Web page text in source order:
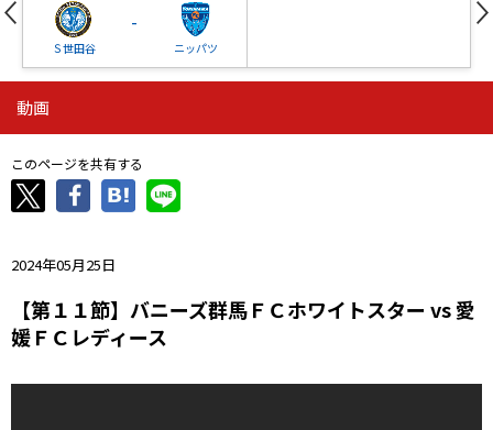
Ｓ世田谷
-
ニッパツ
ニッパツ
ニッパツ
-
石人の星
動画
このページを共有する
2024年05月25日
【第１１節】バニーズ群馬ＦＣホワイトスター vs 愛
媛ＦＣレディース